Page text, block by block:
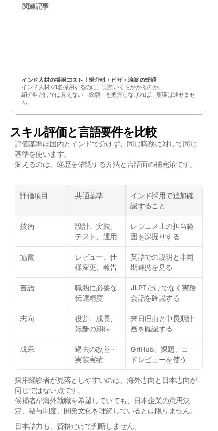
関連記事
インド人材の採用コスト｜紹介料・ビザ・渡航の総額
インド人材を1名採用するのに、実際いくらかかるのか。
紹介料だけでは見えない「総額」を把握しなければ、稟議は通せませ
ん。
スキル評価と言語要件を比較
評価基準は国内とインドで分けず、同じ職務に対して同じ
基準を使います。
変えるのは、経歴を確認する方法と言語面の補完策です。
評価項目 共通基準
インド採用で追加確
認すること
技術
設計、実装、
テスト、運用
レジュメ上の担当範
囲を深掘りする
協働
レビュー、仕
様変更、報告
英語での説明と非同
期連携を見る
言語
職務に必要な
伝達精度
JLPTだけでなく実務
会話を確認する
志向
役割、成長、
報酬の期待
来日理由と中長期計
画を確認する
成果
過去の改善・
実装実績
GitHub、課題、コー
ドレビューを使う
採用経験者が見落としやすいのは、海外志向と日本志向が
同じではない点です。
候補者が海外就職を希望していても、日本企業の意思決
定、給与制度、開発文化を理解しているとは限りません。
日本語力も、資格だけで判断しません。